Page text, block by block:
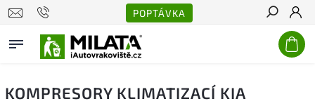
POPTÁVKA
Hledat
KOMPRESORY KLIMATIZACÍ KIA